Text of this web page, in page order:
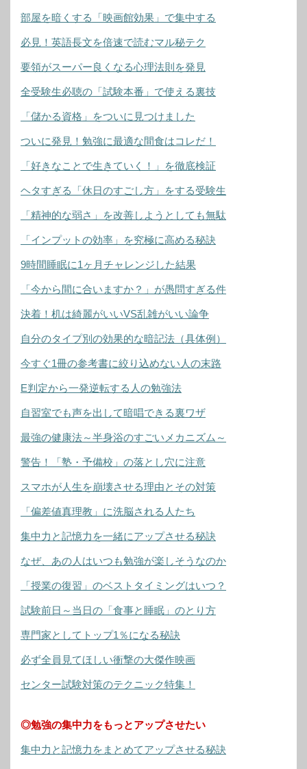
部屋を暗くする「映画館効果」で集中する
必見！英語長文を倍速で読むマル秘テク
要領がスーパー良くなる心理法則を発見
全受験生必聴の「試験本番」で使える裏技
「儲かる資格」をついに見つけました
ついに発見！勉強に最適な間食はコレだ！
「好きなことで生きていく！」を徹底検証
ヘタすぎる「休日のすごし方」をする受験生
「精神的な弱さ」を改善しようとしても無駄
「インプットの効率」を究極に高める秘訣
9時間睡眠に1ヶ月チャレンジした結果
「今から間に合いますか？」が愚問すぎる件
決着！机は綺麗がいいVS乱雑がいい論争
自分のタイプ別の効果的な暗記法（具体例）
今すぐ1冊の参考書に絞り込めない人の末路
E判定から一発逆転する人の勉強法
自習室でも声を出して暗唱できる裏ワザ
最強の健康法～半身浴のすごいメカニズム～
警告！「塾・予備校」の落とし穴に注意
スマホが人生を崩壊させる理由とその対策
「偏差値真理教」に洗脳される人たち
集中力と記憶力を一緒にアップさせる秘訣
なぜ、あの人はいつも勉強が楽しそうなのか
「授業の復習」のベストタイミングはいつ？
試験前日～当日の「食事と睡眠」のとり方
専門家としてトップ1％になる秘訣
必ず全員見てほしい衝撃の大傑作映画
センター試験対策のテクニック特集！
◎勉強の集中力をもっとアップさせたい
集中力と記憶力をまとめてアップさせる秘訣